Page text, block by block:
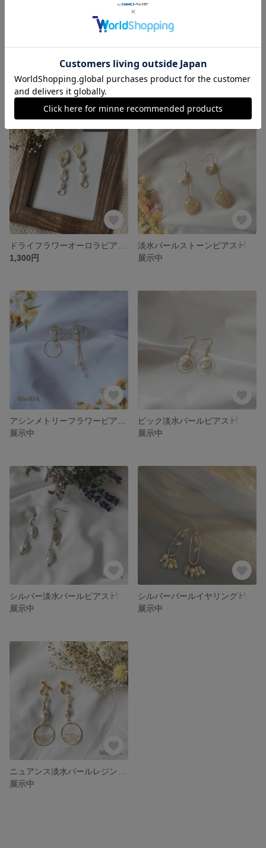
ミルクホワイトフラワーピアス𓍯
展示中
1,250円
1,300円
淡水パールストーンピアス𓍯
展示中
展示中
ビック淡水パールピアス𓍯
展示中
シルバー淡水パールピアス𓍯
展示中
シルバーパールイヤリング𓍯
展示中
展示中